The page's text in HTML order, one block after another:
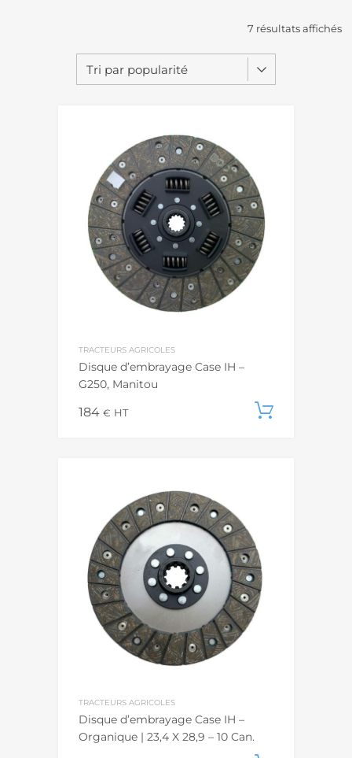
7 résultats affichés
TRACTEURS AGRICOLES
Disque d’embrayage Case IH –
G250, Manitou
184 € HT
TRACTEURS AGRICOLES
Disque d’embrayage Case IH –
Organique | 23,4 X 28,9 – 10 Can.